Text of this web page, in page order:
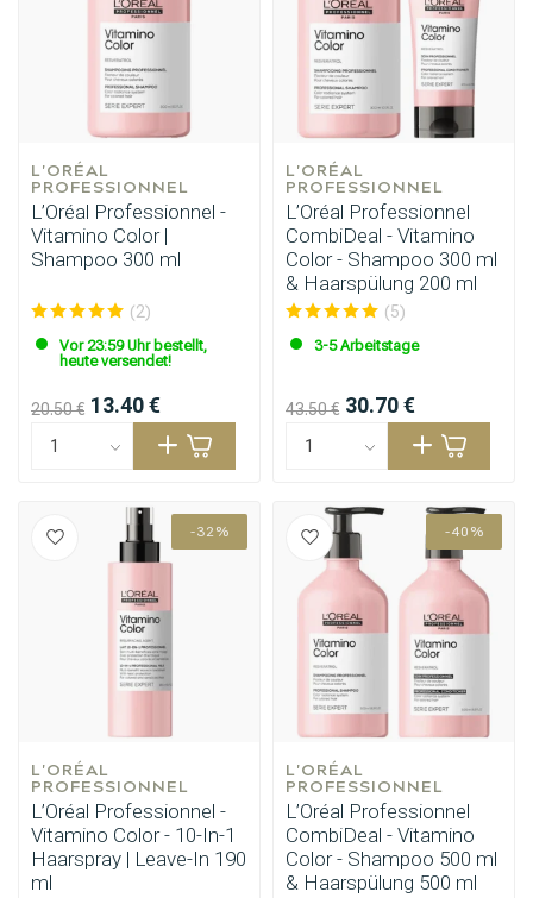
L'ORÉAL
PROFESSIONNEL
L’Oréal Professionnel -
Vitamino Color |
Shampoo 300 ml
(2)
Vor 23:59 Uhr bestellt,
heute versendet!
20.50 € 13.40 €
L'ORÉAL
PROFESSIONNEL
L’Oréal Professionnel
CombiDeal - Vitamino
Color - Shampoo 300 ml
& Haarspülung 200 ml
(5)
3-5 Arbeitstage
43.50 € 30.70 €
-32%
L'ORÉAL
PROFESSIONNEL
L’Oréal Professionnel -
Vitamino Color - 10-In-1
Haarspray | Leave-In 190
ml
-40%
L'ORÉAL
PROFESSIONNEL
L’Oréal Professionnel
CombiDeal - Vitamino
Color - Shampoo 500 ml
& Haarspülung 500 ml